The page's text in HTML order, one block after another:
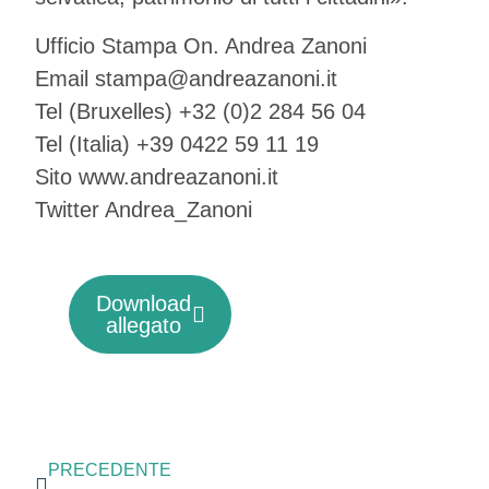
Ufficio Stampa On. Andrea Zanoni
Email stampa@andreazanoni.it
Tel (Bruxelles) +32 (0)2 284 56 04
Tel (Italia) +39 0422 59 11 19
Sito www.andreazanoni.it
Twitter Andrea_Zanoni
Download
allegato
PRECEDENTE